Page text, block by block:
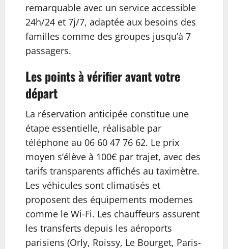
remarquable avec un service accessible
24h/24 et 7j/7, adaptée aux besoins des
familles comme des groupes jusqu’à 7
passagers.
Les points à vérifier avant votre
départ
La réservation anticipée constitue une
étape essentielle, réalisable par
téléphone au 06 60 47 76 62. Le prix
moyen s’élève à 100€ par trajet, avec des
tarifs transparents affichés au taximètre.
Les véhicules sont climatisés et
proposent des équipements modernes
comme le Wi-Fi. Les chauffeurs assurent
les transferts depuis les aéroports
parisiens (Orly, Roissy, Le Bourget, Paris-